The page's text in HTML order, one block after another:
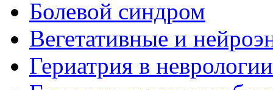
Болевой синдром
Вегетативные и
Гериатрия в неврологии